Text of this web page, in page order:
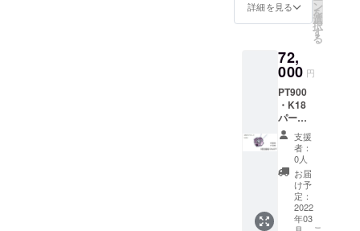
いこと
のよう
なデザ
インが
好きか
ド
0.08ct
＜
ンあり
＞ 【早
割価
格】
20％OF
F 限定5
個（税
込・送
料込）
定価
80,000
欄に記
載お願
詳細を見る ン
を
選
択
す
る
72,
000 円
PT900
・K18
パープ
ルゴー
ルドペ
ンダン
トK10
ネック
レス
（バラ
中） 天
支援
者：
0人
お届
け予
定：
2022
年03